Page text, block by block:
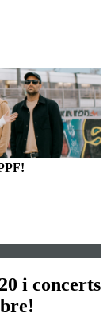
i concerts